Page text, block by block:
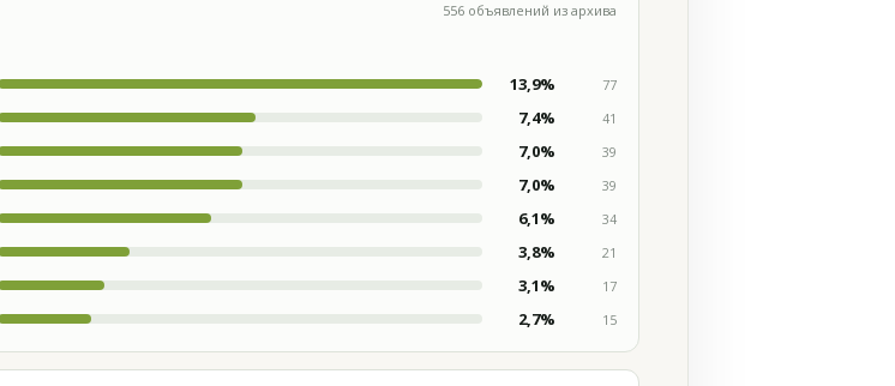
556 объявлений из архива
13,9%
77
7,4%
41
7,0%
39
7,0%
39
6,1%
34
3,8%
21
3,1%
17
2,7% 15